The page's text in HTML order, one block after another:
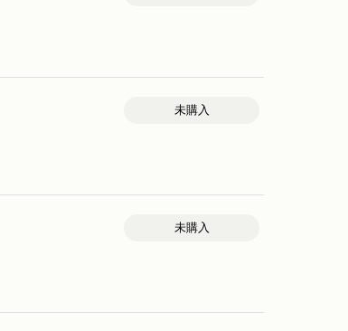
未購入
未購入